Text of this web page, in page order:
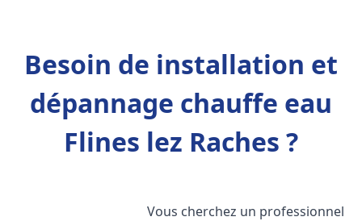
Besoin de installation et
dépannage chauffe eau
Flines lez Raches ?
Vous cherchez un professionnel